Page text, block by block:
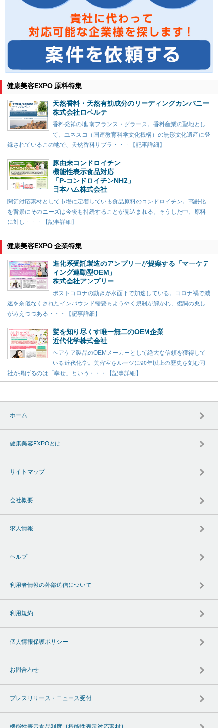
健康美容EXPO 原料特集
天然香料・天然有効成分のリーディングカンパニー
株式会社ロベルテ
香料発祥の地 南フランス・グラース。香料産業の聖地とし
て、ユネスコ（国連教育科学文化機構）の無形文化遺産に登
録されているこの地で、天然香料サプラ・・・【記事詳細】
豚由来コンドロイチン
機能性表示食品対応
「P-コンドロイチンNHZ」
日本ハム株式会社
関節対応素材として市場に定着している食品原料のコンドロイチン。高齢化
を背景にそのニーズは今後も持続することが見込まれる。そうした中、原料
に対し・・・【記事詳細】
健康美容EXPO 企業特集
進化系受託製造のアンプリーが提案する「マーケテ
ィング連動型OEM」
株式会社アンプリー
ポストコロナの動きが水面下で加速している。コロナ禍で減
速を余儀なくされたインバウンド需要もようやく規制が解かれ、復調の兆し
がみえつつある・・・【記事詳細】
髪を知り尽くす唯一無二のOEM企業
近代化学株式会社
ヘアケア製品のOEMメーカーとして絶大な信頼を獲得して
いる近代化学。美容室をルーツに90年以上の歴史を刻む同
社が掲げるのは「幸せ」という・・・【記事詳細】
ホーム
健康美容EXPOとは
サイトマップ
会社概要
求人情報
ヘルプ
利用者情報の外部送信について
利用規約
個人情報保護ポリシー
お問合わせ
プレスリリース・ニュース受付